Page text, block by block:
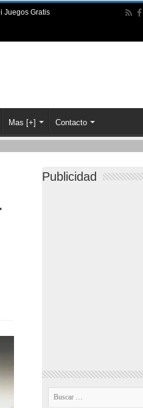
Juegos Gratis
Mas [+] Contacto
Publicidad